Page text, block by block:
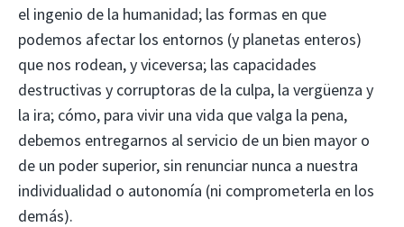
el ingenio de la humanidad; las formas en que
podemos afectar los entornos (y planetas enteros)
que nos rodean, y viceversa; las capacidades
destructivas y corruptoras de la culpa, la vergüenza y
la ira; cómo, para vivir una vida que valga la pena,
debemos entregarnos al servicio de un bien mayor o
de un poder superior, sin renunciar nunca a nuestra
individualidad o autonomía (ni comprometerla en los
demás).